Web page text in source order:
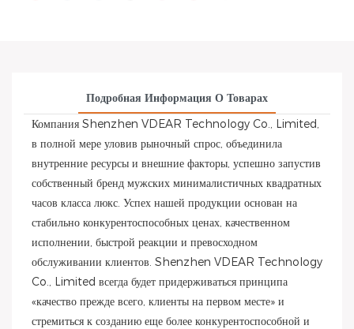
Подробная Информация О Товарах
Компания Shenzhen VDEAR Technology Co., Limited,
в полной мере уловив рыночный спрос, объединила
внутренние ресурсы и внешние факторы, успешно запустив
собственный бренд мужских минималистичных квадратных
часов класса люкс. Успех нашей продукции основан на
стабильно конкурентоспособных ценах, качественном
исполнении, быстрой реакции и превосходном
обслуживании клиентов. Shenzhen VDEAR Technology
Co., Limited всегда будет придерживаться принципа
«качество прежде всего, клиенты на первом месте» и
стремиться к созданию еще более конкурентоспособной и